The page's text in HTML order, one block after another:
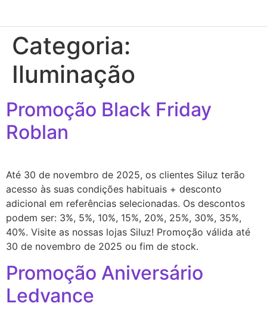
Categoria:
Iluminação
Promoção Black Friday
Roblan
Até 30 de novembro de 2025, os clientes Siluz terão
acesso às suas condições habituais + desconto
adicional em referências selecionadas. Os descontos
podem ser: 3%, 5%, 10%, 15%, 20%, 25%, 30%, 35%,
40%. Visite as nossas lojas Siluz! Promoção válida até
30 de novembro de 2025 ou fim de stock.
Promoção Aniversário
Ledvance